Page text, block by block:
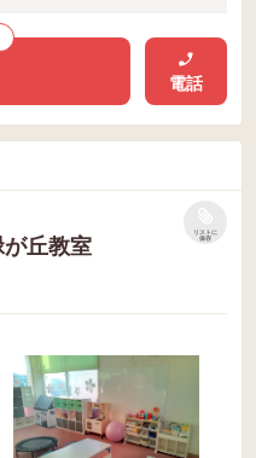
電話
丘教室
リストに
保存